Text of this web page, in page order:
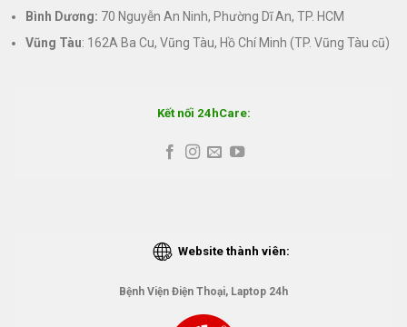
Bình Dương: 70 Nguyễn An Ninh, Phường Dĩ An, TP. HCM
Vũng Tàu: 162A Ba Cu, Vũng Tàu, Hồ Chí Minh (TP. Vũng Tàu cũ)
Kết nối 24hCare:
Website thành viên:
Bệnh Viện Điện Thoại, Laptop 24h